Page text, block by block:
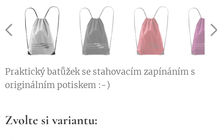
Praktický batůžek se stahovacím zapínáním s
originálním potiskem :-)
Zvolte si variantu: